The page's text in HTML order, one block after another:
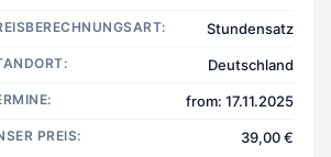
Stundensatz
Deutschland
from: 17.11.2025
PREIS: 39,00 €